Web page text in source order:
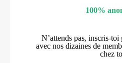
100%
N’attends pas, inscris-
avec nos dizaines de
chez